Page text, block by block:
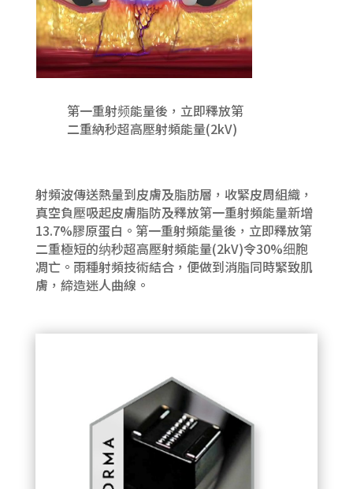
第一重射频能量後，立即釋放第
二重納秒超高壓射頻能量(2kV)
射頻波傳送熱量到皮膚及脂肪層，收緊皮周組織，
真空負壓吸起皮膚脂防及釋放第一重射頻能量新增
13.7%膠原蛋白。第一重射頻能量後，立即釋放第
二重極短的纳秒超高壓射頻能量(2kV)令30%细胞
凋亡。雨種射頻技術結合，便做到消脂同時緊致肌
膚，締造迷人曲線。